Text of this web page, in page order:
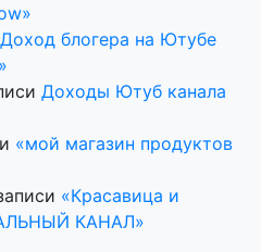
Доход блогера на Ютубе
Доходы Ютуб канала
«мой магазин продуктов
«Красавица и
КАНАЛ»